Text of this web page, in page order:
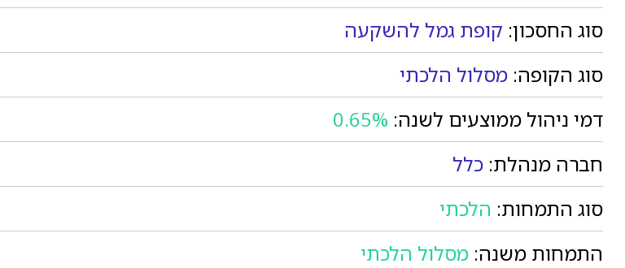
סוג החסכון: קופת גמל להשקעה
סוג הקופה: מסלול הלכתי
דמי ניהול ממוצעים לשנה: 0.65%
חברה מנהלת: כלל
סוג התמחות: הלכתי
התמחות משנה: מסלול הלכתי